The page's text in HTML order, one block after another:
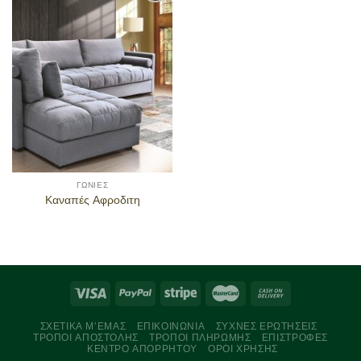
Προσθήκη
αγαπημένα
ΓΩΝΊΕΣ
Καναπές Αφροδιτη
ΣΧΕΤΙΚΆ Μ’ΕΜΆΣ ΕΠΙΚΟΙΝΩΝΊΑ
ΣΥΧΝΈΣ ΕΡΩΤΉΣΕΙΣ
ΤΡΌΠΟΙ ΑΠΟΣΤΟΛΉΣ
ΤΡΌΠΟΙ ΠΛΗΡΩΜΉΣ
ΕΠΙΣΤΡΟΦΈΣ
ΚΈΝΤΡΟ ΑΠΟΡΡΉΤΟΥ
ΌΡΟΙ ΧΡΉΣΗΣ